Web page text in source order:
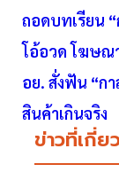
ถอดบทเรียน “
โอ้อวด โฆษณ
อย. สั่งฟัน “ก
สินค้าเกินจริง
ข่าวที่เกี่